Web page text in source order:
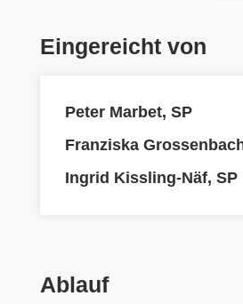
Eingereicht von
Peter Marbet, SP
Franziska
Ingrid Kissling-Näf, SP
Ablauf